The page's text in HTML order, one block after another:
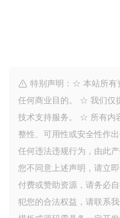
特别声明：☆ 本站所有
任何商业目的。 ☆ 我们仅
技术支持服务。 ☆ 所有内
整性、可用性或安全性作
任何违法违规行为，由此
您不同意上述声明，请立
付费或赞助资源，请务必
犯您的合法权益，请联系